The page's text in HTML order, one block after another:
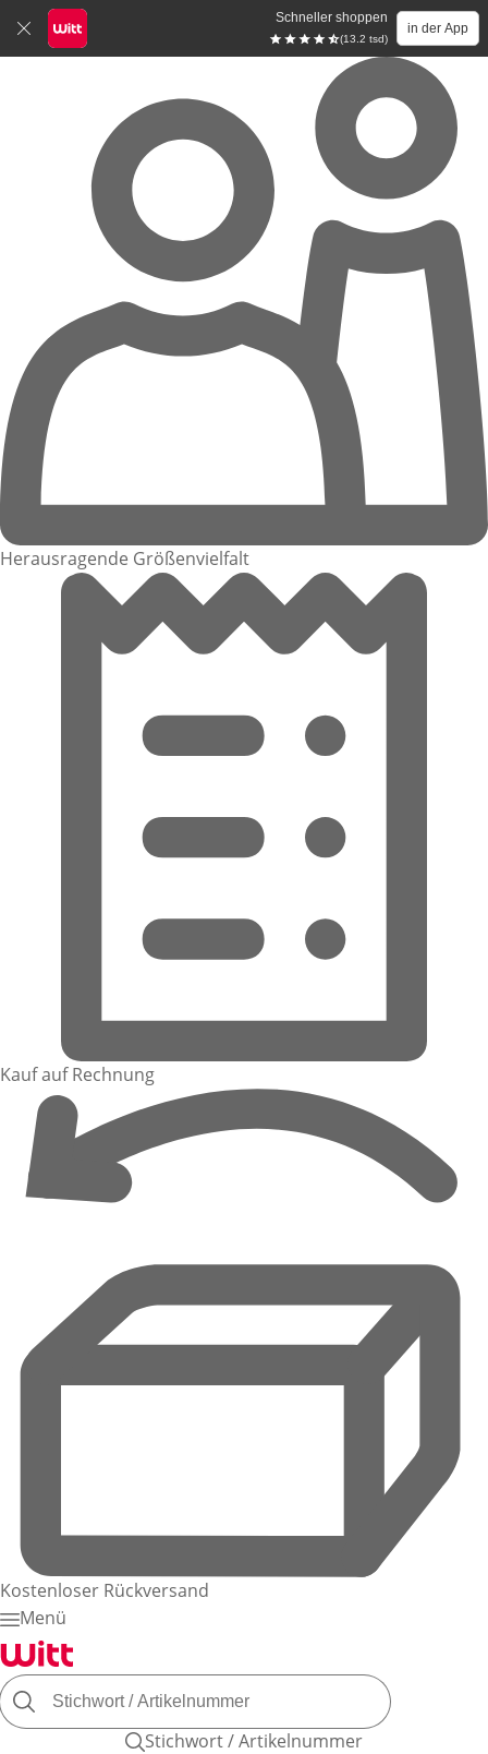
Schneller shoppen
(13.2 tsd)
in der App
Herausragende Größenvielfalt
Kauf auf Rechnung
Kostenloser Rückversand
Menü
Stichwort / Artikelnummer